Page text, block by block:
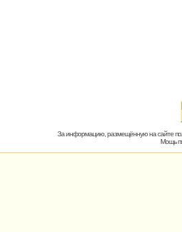
За информацию, размещённую на сайте
Мощь